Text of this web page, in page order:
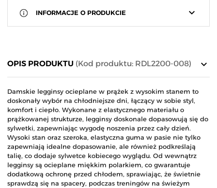
keyboard_arrow_down
INFORMACJE O PRODUKCIE
keyboard_arrow_down
OPIS PRODUKTU (Kod produktu: RDL2200-008)
Damskie legginsy ocieplane w prążek z wysokim stanem to
doskonały wybór na chłodniejsze dni, łączący w sobie styl,
komfort i ciepło. Wykonane z elastycznego materiału o
prążkowanej strukturze, legginsy doskonale dopasowują się do
sylwetki, zapewniając wygodę noszenia przez cały dzień.
Wysoki stan oraz szeroka, elastyczna guma w pasie nie tylko
zapewniają idealne dopasowanie, ale również podkreślają
talię, co dodaje sylwetce kobiecego wyglądu. Od wewnątrz
legginsy są ocieplane miękkim polarkiem, co gwarantuje
dodatkową ochronę przed chłodem, sprawiając, że świetnie
sprawdzą się na spacery, podczas treningów na świeżym